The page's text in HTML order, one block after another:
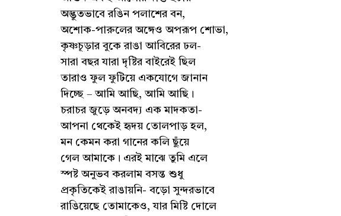
অদ্ভুতভাবে রঙিন পলাশের বন,
অশোক-পারুলের অঙ্গেও অপরূপ শোভা,
কৃষ্ণচূড়ার বুকে রাঙা আবিরের ঢল-
সারা বছর যারা দৃষ্টির বাইরেই ছিল
তারাও ফুল ফুটিয়ে একযোগে জানান
দিচ্ছে – আমি আছি, আমি আছি।
চরাচর জুড়ে অনবদ্য এক মাদকতা-
আপনা থেকেই হৃদয় তোলপাড় হল,
মন কেমন করা গানের কলি ছুঁয়ে
গেল আমাকে। এরই মাঝে তুমি এলে
স্পষ্ট অনুভব করলাম বসন্ত শুধু
প্রকৃতিকেই রাঙায়নি- বড়ো সুন্দরভাবে
রাঙিয়েছে তোমাকেও, যার মিষ্টি দোলে